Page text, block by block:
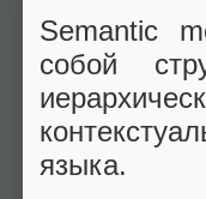
Semantic
собой
языка.